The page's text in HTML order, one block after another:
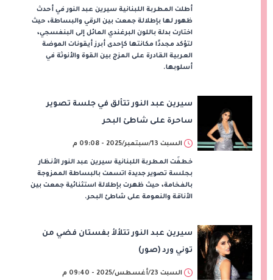
أطلت المطربة اللبنانية سيرين عبد النور في أحدث
ظهور لها بإطلالة جمعت بين الرقي والبساطة، حيث
اختارت بدلة باللون البرغندي المائل إلى البنفسجي،
لتؤكد مجددًا مكانتها كإحدى أبرز أيقونات الموضة
العربية القادرة على المزج بين القوة والأنوثة في
أسلوبها.
سيرين عبد النور تتألق في جلسة تصوير
ساحرة على شاطئ البحر
السبت 13/سبتمبر/2025 - 09:08 م
خطفَت المطربة اللبنانية سيرين عبد النور الأنظار
بجلسة تصوير جديدة اتسمت بالبساطة الممزوجة
بالفخامة، حيث ظهرت بإطلالة استثنائية جمعت بين
الأناقة والنعومة على شاطئ البحر.
سيرين عبد النور تتلألأ بفستان فضي من
توني ورد (صور)
السبت 23/أغسطس/2025 - 09:40 م